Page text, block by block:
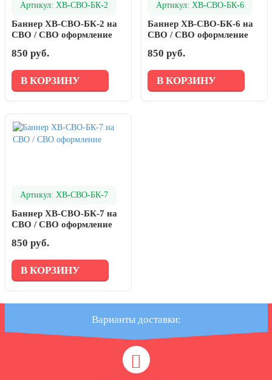
Артикул: ХВ-СВО-БК-2
Баннер ХВ-СВО-БК-2 на
СВО / СВО оформление
850 руб.
В КОРЗИНУ
Артикул: ХВ-СВО-БК-6
Баннер ХВ-СВО-БК-6 на
СВО / СВО оформление
850 руб.
В КОРЗИНУ
Артикул: ХВ-СВО-БК-7
Баннер ХВ-СВО-БК-7 на
СВО / СВО оформление
850 руб.
В КОРЗИНУ
Варианты доставки: